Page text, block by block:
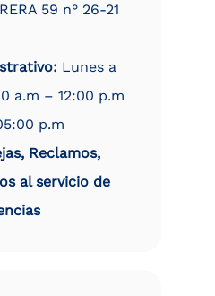
59 n° 26-21
Lunes a
a.m – 12:00 p.m
p.m
Reclamos,
al servicio de